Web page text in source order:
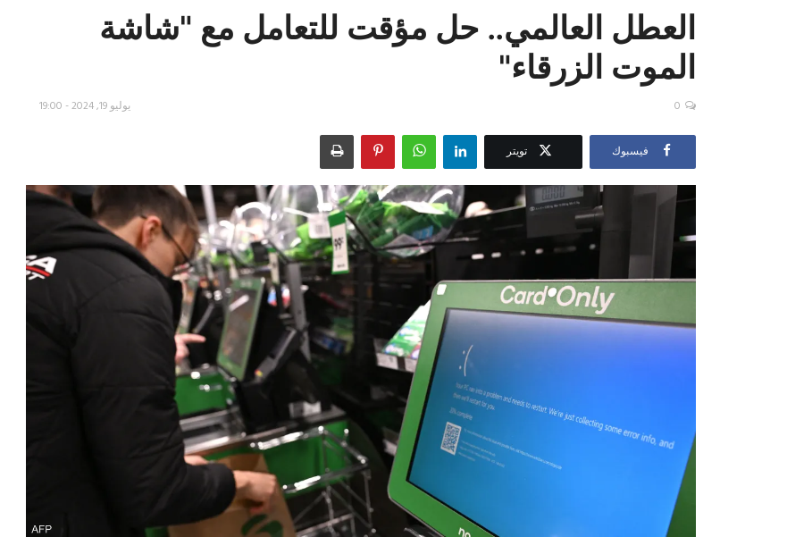
العطل العالمي.. حل مؤقت للتعامل مع "شاشة
الموت الزرقاء"
يوليو 19, 2024 - 19:00 0
فيسبوك تويتر